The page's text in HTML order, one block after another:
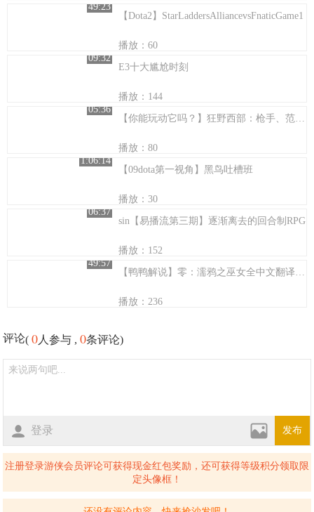
49:23
【Dota2】StarLaddersAlliancevsFnaticGame1
播放：60
09:32
E3十大尴尬时刻
播放：144
05:36
【你能玩动它吗？】狂野西部：枪手、范海辛的惊奇之旅配置测试
播放：80
1:06:14
【09dota第一视角】黑鸟吐槽班
播放：30
06:37
sin【易播流第三期】逐渐离去的回合制RPG
播放：152
49:57
【鸭鸭解说】零：濡鸦之巫女全中文翻译流程二章（这条山路是真特殊啊）
播放：236
评论(0 人参与 ,0条评论)
登录 发布
注册登录游侠会员评论可获得现金红包奖励，还可获得等级积分领取限
定头像框！